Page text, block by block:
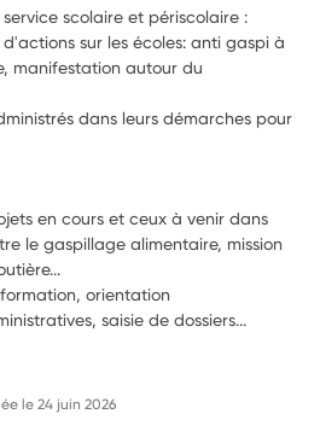
scolaire et périscolaire :
sur les écoles: anti gaspi à
manifestation autour du
dans leurs démarches pour
en cours et ceux à venir dans
le gaspillage alimentaire, mission
orientation
saisie de dossiers...
le24 juin 2026